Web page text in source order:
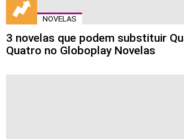
NOVELAS
3 novelas que podem substituir
Quatro no Globoplay Novelas